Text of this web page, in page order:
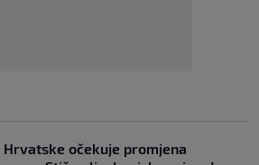
Hrvatske očekuje promjena